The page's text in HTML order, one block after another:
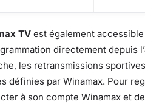
TV est également
directement depuis
les retransmissions
définies par Winamax. Pour
à son compte Winamax et